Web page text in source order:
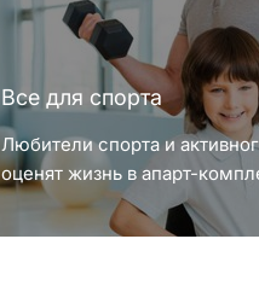
Все для спорта
Любители спорта и
оценят жизнь в апарт-
стадион «Открытие Арена»
человек, на котором
драйвы, выставки и